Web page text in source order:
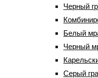
Черный
Белый
Черный
Серый